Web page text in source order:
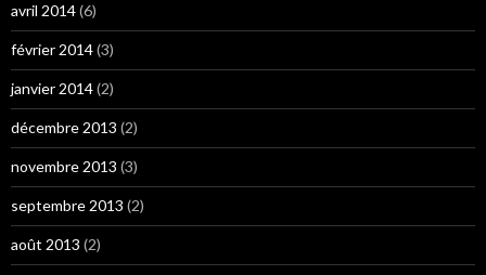
avril 2014(6)
février 2014(3)
janvier 2014(2)
décembre 2013 (2)
novembre 2013 (3)
septembre 2013 (2)
août 2013 (2)